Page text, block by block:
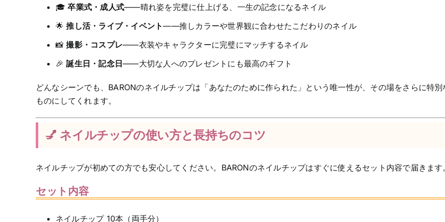
🎓卒業式・成人式——晴れ姿を完璧に仕上げる、一生の記念になるネイル
🌟推し活・ライブ・イベント——推しカラーや世界観に合わせたこだわりのネイル
📸撮影・コスプレ——衣装やキャラクターに完璧にマッチするネイル
🎉誕生日・記念日——大切な人へのプレゼントにも最高のギフト
どんなシーンでも、BARONのネイルチップは「あなたのために作られた」という唯一性が、その場をさらに特別
ものにしてくれます。
💅 ネイルチップの使い方と長持ちのコツ
ネイルチップが初めての方でも安心してください。BARONのネイルチップはすぐに使えるセット内容で届きます
セット内容
ネイルチップ 10本（両手分）